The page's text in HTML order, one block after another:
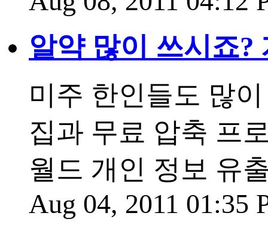
알약 많이 쓰시죠?
미주 한인들도 많
집과 무료 압축 프
월드 개인 정보 유
Aug 04, 2011 01:35